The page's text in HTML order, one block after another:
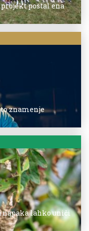
postal ena
znamenje
napaka lahko uniči